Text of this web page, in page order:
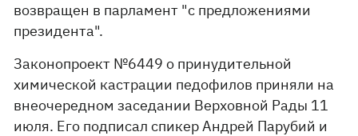
возвращен в парламент "с предложениями
президента".
Законопроект №6449 о принудительной
химической кастрации педофилов приняли на
внеочередном заседании Верховной Рады 11
июля. Его подписал спикер Андрей Парубий и